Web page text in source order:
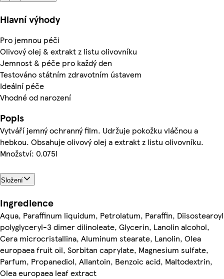
Hlavní výhody
Pro jemnou péči
Olivový olej & extrakt z listu olivovníku
Jemnost & péče pro každý den
Testováno státním zdravotním ústavem
Ideální péče
Vhodné od narození
Popis
Vytváří jemný ochranný film. Udržuje pokožku vláčnou a
hebkou. Obsahuje olivový olej a extrakt z listu olivovníku.
Množství: 0.075l
Složení
Ingredience
Aqua, Paraffinum liquidum, Petrolatum, Paraffin, Diisostearoyl
polyglyceryl-3 dimer dilinoleate, Glycerin, Lanolin alcohol,
Cera microcristallina, Aluminum stearate, Lanolin, Olea
europaea fruit oil, Sorbitan caprylate, Magnesium sulfate,
Parfum, Propanediol, Allantoin, Benzoic acid, Maltodextrin,
Olea europaea leaf extract